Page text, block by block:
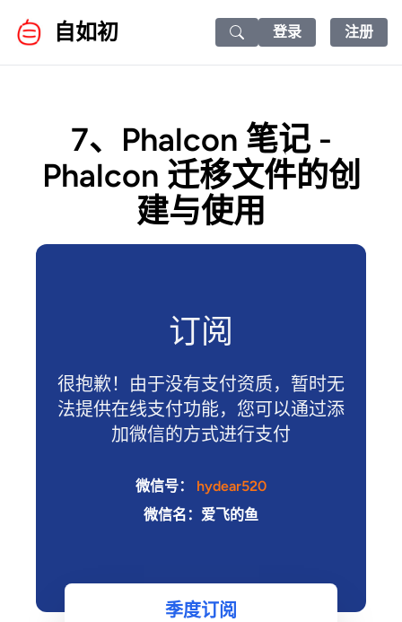
自如初
Search icon
登录 注册
7、Phalcon 笔记 -
Phalcon 迁移文件的创
建与使用
订阅
很抱歉！由于没有支付资质，暂时无
法提供在线支付功能，您可以通过添
加微信的方式进行支付
微信号： hydear520
微信名：爱飞的鱼
季度订阅